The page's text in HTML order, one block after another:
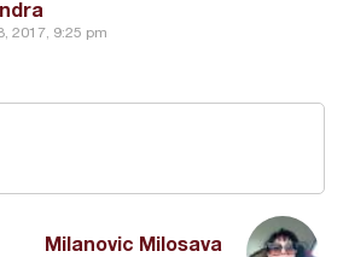
2017, 9:25 pm
Milanovic Milosava